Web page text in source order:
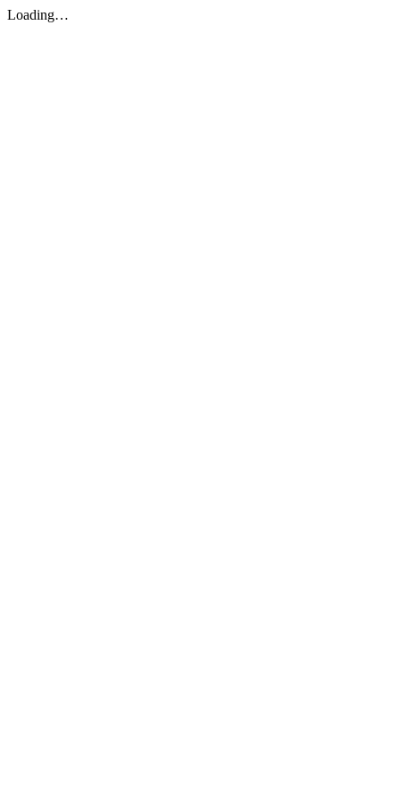
Loading…